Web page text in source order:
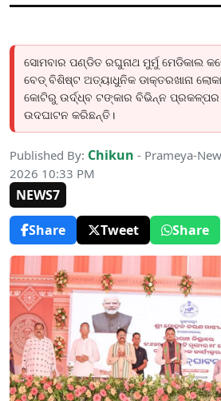
ସୋମବାର ପଣ୍ଡିତ ରଘୁନାଥ ମୁର୍ମୁ ମେଡିକାଲ
ବେଡ୍ ବିଶିଷ୍ଟ ଅତ୍ୟାଧୁନିକ ଡାକ୍ତରଖାନା
କୋଟିରୁ ଉର୍ଦ୍ଧ୍ବ ଟଙ୍କାର ବିଭିନ୍ନ ପ୍ରକଳ୍ପର
ଉଦଘାଟନ କରିଛନ୍ତି।
Published By: Chikun - Prameya-
2026 10:33 PM
NEWS7
Share
Tweet Share